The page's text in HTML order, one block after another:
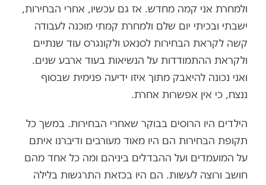
ולמחרת אני קמה מחדש. אז גם עכשיו, אחרי הבחירות,
ישבתי ובכיתי יום שלם ולמחרת קמתי מוכנה לעבודה
קשה לקראת הבחירות לסנאט ולקונגרס עוד שנתיים
ולקראת ההתמודדות על הנשיאות בעוד ארבע שנים.
ואני נכונה להיאבק מתוך איזו ידיעה פנימית שבסוף
ננצח, כי אין אפשרות אחרת.
הילדים היו הרוסים בבוקר שאחרי הבחירות. במשך כל
תקופת הבחירות הם היו מאוד מעורבים ודיברנו איתם
על המועמדים ועל ההבדלים ביניהם ומה כל אחד מהם
חושב ורוצה לעשות. הם היו בכזאת התרגשות בלילה